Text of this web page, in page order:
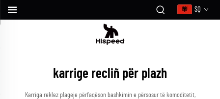
SQ
karrige recliñ për plazh
Karriga reklez plageje përfaqëson bashkimin e përsosur të komoditetit,